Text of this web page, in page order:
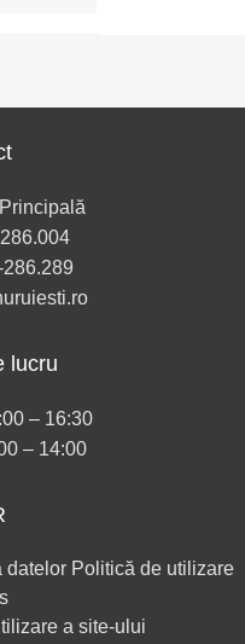
lucru
– 16:30
– 14:00
datelor Politică de utilizare
a site-ului